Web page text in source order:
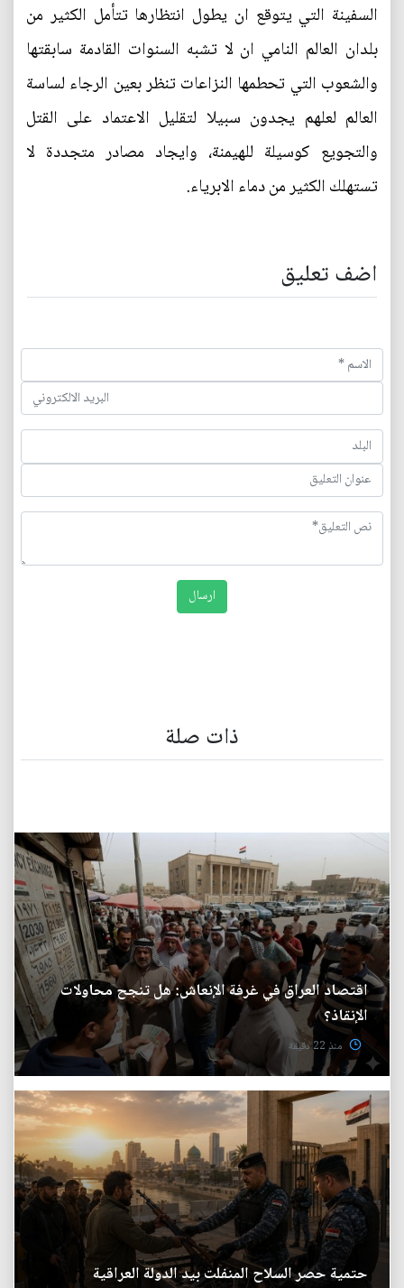
السفينة التي يتوقع ان يطول انتظارها تتأمل الكثير من
بلدان العالم النامي ان لا تشبه السنوات القادمة سابقتها
والشعوب التي تحطمها النزاعات تنظر بعين الرجاء لساسة
العالم لعلهم يجدون سبيلا لتقليل الاعتماد على القتل
والتجويع كوسيلة للهيمنة، وايجاد مصادر متجددة لا
تستهلك الكثير من دماء الابرياء.
اضف تعليق
ذات صلة
اقتصاد العراق في غرفة الإنعاش: هل تنجح محاولات
الإنقاذ؟
منذ 22 دقيقة
حتمية حصر السلاح المنفلت بيد الدولة العراقية